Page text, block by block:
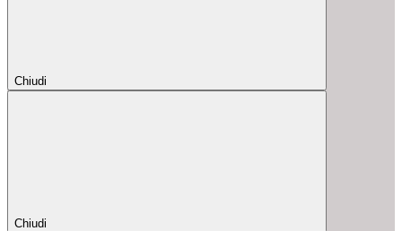
Chiudi
Chiudi